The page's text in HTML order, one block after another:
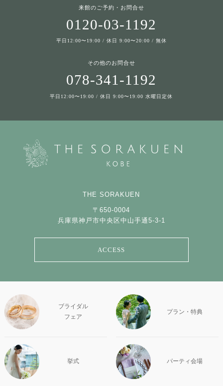
来館のご予約・お問合せ
0120-03-1192
平日12:00〜19:00 / 休日 9:00〜20:00 / 無休
その他のお問合せ
078-341-1192
平日12:00〜19:00 / 休日 9:00〜19:00 水曜日定休
THE SORAKUEN
〒650-0004
兵庫県神戸市中央区中山手通5-3-1
ACCESS
ブライダル
フェア
プラン・特典
挙式 パーティ会場